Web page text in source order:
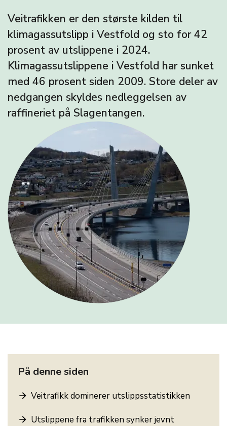
Veitrafikken er den største kilden til
klimagassutslipp i Vestfold og sto for 42
prosent av utslippene i 2024.
Klimagassutslippene i Vestfold har sunket
med 46 prosent siden 2009. Store deler av
nedgangen skyldes nedleggelsen av
raffineriet på Slagentangen.
På denne siden
Veitrafikk dominerer utslippsstatistikken
Utslippene fra trafikken synker jevnt